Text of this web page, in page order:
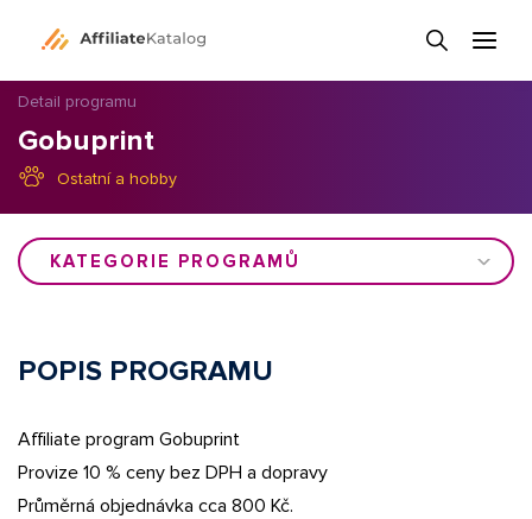
Detail programu
Gobuprint
Ostatní a hobby
KATEGORIE PROGRAMŮ
POPIS PROGRAMU
Affiliate program Gobuprint
Provize 10 % ceny bez DPH a dopravy
Průměrná objednávka cca 800 Kč.